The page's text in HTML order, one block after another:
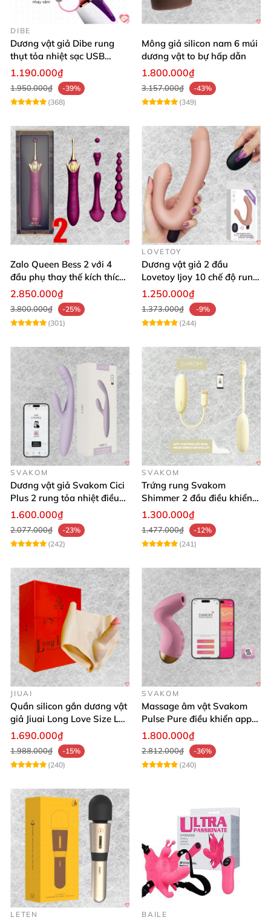
DIBE
Dương vật giả Dibe rung
thụt tỏa nhiệt sạc USB
silicon mềm mại
1.190.000₫
1.950.000₫
-39%
(368)
Mông giả silicon nam 6 múi
dương vật to bự hấp dẫn
1.800.000₫
3.157.000₫
-43%
(349)
Zalo Queen Bess 2 với 4
đầu phụ thay thế kích thích
nhiều vị trí
2.850.000₫
3.800.000₫
-25%
(301)
LOVETOY
Dương vật giả 2 đầu
Lovetoy Ijoy 10 chế độ rung
silicon cao cấp sạc điện
1.250.000₫
1.373.000₫
-9%
(244)
SVAKOM
Dương vật giả Svakom Cici
Plus 2 rung tỏa nhiệt điều
khiển app an toàn silicone
1.600.000₫
2.077.000₫
-23%
(242)
SVAKOM
Trứng rung Svakom
Shimmer 2 đầu điều khiển
app tiện lợi
1.300.000₫
1.477.000₫
-12%
(241)
JIUAI
Quần silicon gắn dương vật
giả Jiuai Long Love Size L
hỗ trợ khoái cảm
1.690.000₫
1.988.000₫
-15%
(240)
SVAKOM
Massage âm vật Svakom
Pulse Pure điều khiển app
công nghệ sóng âm cao cấp
1.800.000₫
2.812.000₫
-36%
(240)
LETEN BAILE